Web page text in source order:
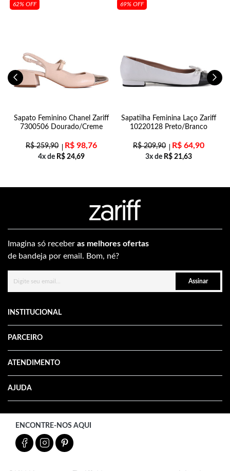
62% OFF
Sapato Feminino Chanel Zariff
7300506 Dourado/Creme
R$259,90 R$ 98,76
4x de R$ 24,69
69% OFF
Sapatilha Feminina Laço Zariff
10220128 Preto/Branco
R$209,90 R$ 64,90
3x de R$ 21,63
Imagina só receber as melhores ofertas
de bandeja por email. Bom, né?
Assinar
INSTITUCIONAL
PARCEIRO
ATENDIMENTO
AJUDA
ENCONTRE-NOS AQUI